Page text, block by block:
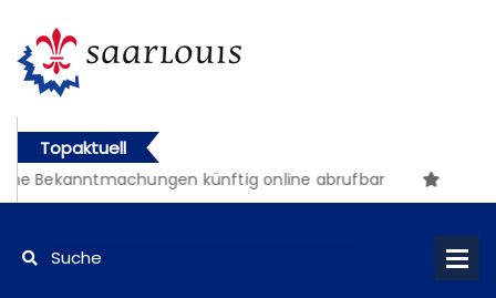
Topaktuell
Bekanntmachungen künftig online abrufbar